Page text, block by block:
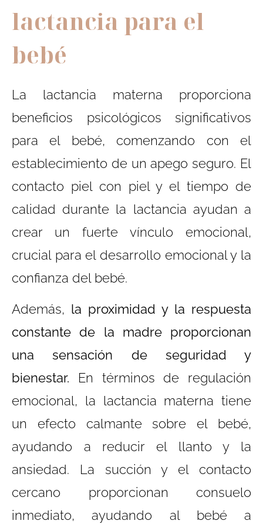
lactancia para el
bebé
La lactancia materna proporciona
beneficios psicológicos significativos
para el bebé, comenzando con el
establecimiento de un apego seguro. El
contacto piel con piel y el tiempo de
calidad durante la lactancia ayudan a
crear un fuerte vínculo emocional,
crucial para el desarrollo emocional y la
confianza del bebé.
Además, la proximidad y la respuesta
constante de la madre proporcionan
una sensación de seguridad y
bienestar. En términos de regulación
emocional, la lactancia materna tiene
un efecto calmante sobre el bebé,
ayudando a reducir el llanto y la
ansiedad. La succión y el contacto
cercano proporcionan consuelo
inmediato, ayudando al bebé a